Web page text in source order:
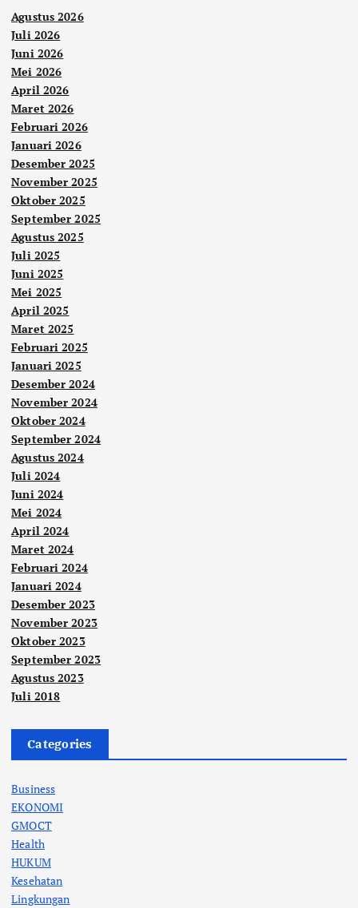
Agustus 2026
Juli 2026
Juni 2026
Mei 2026
April 2026
Maret 2026
Februari 2026
Januari 2026
Desember 2025
November 2025
Oktober 2025
September 2025
Agustus 2025
Juli 2025
Juni 2025
Mei 2025
April 2025
Maret 2025
Februari 2025
Januari 2025
Desember 2024
November 2024
Oktober 2024
September 2024
Agustus 2024
Juli 2024
Juni 2024
Mei 2024
April 2024
Maret 2024
Februari 2024
Januari 2024
Desember 2023
November 2023
Oktober 2023
September 2023
Agustus 2023
Juli 2018
Categories
Business
EKONOMI
GMOCT
Health
HUKUM
Kesehatan
Lingkungan